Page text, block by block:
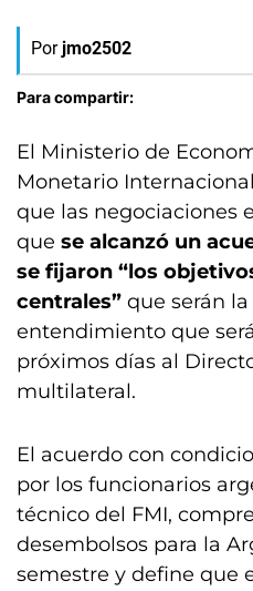
Por jmo2502
Para compartir:
El Ministerio de
Monetario
que las negociaciones
que se alcanzó un
se fijaron “los
centrales” que serán
entendimiento que
próximos días al
multilateral.
El acuerdo con
por los funcionarios
técnico del FMI,
desembolsos para la
semestre y define que